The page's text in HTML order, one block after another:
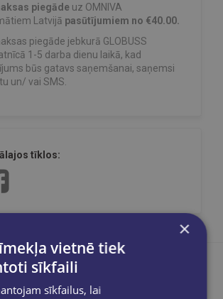
piegāde uz OMNIVA
Latvijā pasūtījumiem no €40.00.
piegāde jebkurā GLOBUSS
1-5 darba dienu laikā, kad
būs gatavs saņemšanai, saņemsi
un/ vai SMS.
tīklos:
×
vietnē tiek
sīkfaili
sīkfailus, lai